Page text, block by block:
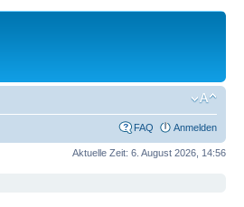
FAQ Anmelden
Aktuelle Zeit: 6. August 2026, 14:56